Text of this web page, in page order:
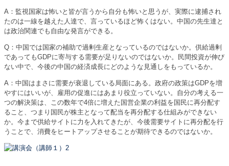
A：監視国家は怖いと皆が言うから自分も怖いと思うが、実際に逮捕され
たのは一線を越えた人達で、言っているほど怖くはない。中国の先生達と
は政治関連でも自由な発言ができる。
Q：中国では国家の補助で過剰生産となっているのではないか。供給過剰
であってもGDPに寄与する需要が足りないのではないか。民間投資が伸び
ない中で、今後の中国の経済成長にどのような見通しをもっているか。
A：中国はまさに需要が衰退している局面にある。政府の政策はGDPを増
やすにはいいが、雇用の促進にはあまり役立っていない。自分の考える一
つの解決策は、この数年で4倍に増えた国営企業の利益を国民に再分配す
ること、つまり国民が株主となって配当を再分配する仕組みができない
か。今まで供給サイトに力を入れてきたが、今後需要サイトに再分配を行
うことで、消費をヒートアップさせることが期待できるのではないか。